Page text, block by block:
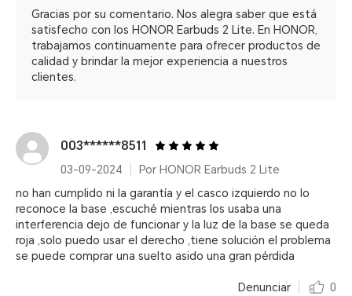
Gracias por su comentario. Nos alegra saber que está
satisfecho con los HONOR Earbuds 2 Lite. En HONOR,
trabajamos continuamente para ofrecer productos de
calidad y brindar la mejor experiencia a nuestros
clientes.
003******8511
03-09-2024
Por HONOR Earbuds 2 Lite
no han cumplido ni la garantía y el casco izquierdo no lo
reconoce la base ,escuché mientras los usaba una
interferencia dejo de funcionar y la luz de la base se queda
roja ,solo puedo usar el derecho ,tiene solución el problema
se puede comprar una suelto asido una gran pérdida
Denunciar 0